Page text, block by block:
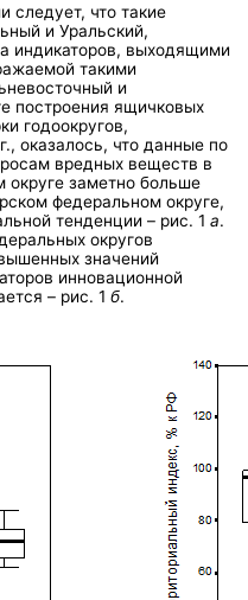
следует, что такие
и Уральский,
индикаторов, выходящими
такими
и
построения ящичковых
годоокругов,
оказалось, что данные по
вредных веществ в
заметно больше
федеральном округе,
тенденции – рис. 1 а.
округов
значений
инновационной
– рис. 1 б.